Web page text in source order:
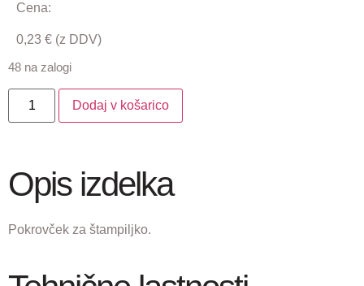
Cena:
0,23 € (z DDV)
48 na zalogi
Dodaj v košarico
Opis izdelka
Pokrovček za štampiljko.